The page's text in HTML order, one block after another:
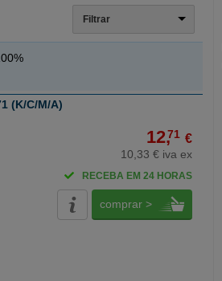
Filtrar
(K/C/M/A)
12,71 €
10,33 € iva ex
RECEBA EM 24 HORAS
comprar >